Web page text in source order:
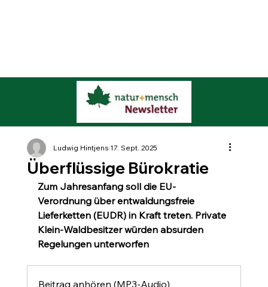
Überflüssige Bürokratie
Ludwig Hintjens17. Sept. 2025
Zum Jahresanfang soll die EU-
Verordnung über entwaldungsfreie
Lieferketten (EUDR) in Kraft treten. Private
Klein-Waldbesitzer würden absurden
Regelungen unterworfen
Beitrag anhören (MP3-Audio)